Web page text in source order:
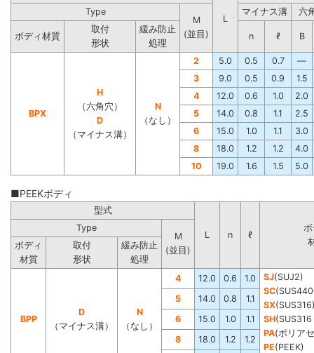
L
Type
M
(並目)
マイナス溝 六
ボディ材質
取付
形状
緩み防止
処理
n ℓ B
BPX
H
（六角穴）
D
（マイナス溝）
N
（なし）
2 5.0 0.5 0.7
―
3
9.0 0.5 0.9
1.5
4
12.0 0.6 1.0
2.0
5
14.0 0.8 1.1
2.5
6
15.0 1.0 1.1
3.0
8
18.0 1.2 1.2
4.0
10
19.0 1.6 1.5 5.0
■PEEKボディ
型式
L n ℓ
Type
M
(並目)
ボディ
材質
取付
形状
緩み防止
処理
BPP
D
（マイナス溝）
N
（なし）
4 12.0 0.6 1.0 SJ(SUJ2)
SC
SX
SH
PA(ポリア
PE(PEEK)
5 14.0 0.8
1.1
6
15.0 1.0
1.1
8
18.0 1.2
1.2